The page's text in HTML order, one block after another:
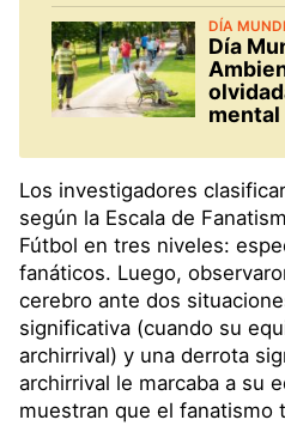
DÍA
Día
mental
Los investigadores
según la Escala de
Fútbol en tres niveles:
fanáticos. Luego,
cerebro ante dos
significativa (cuando su
archirrival) y una derrota
archirrival le marcaba a su
muestran que el fanatismo